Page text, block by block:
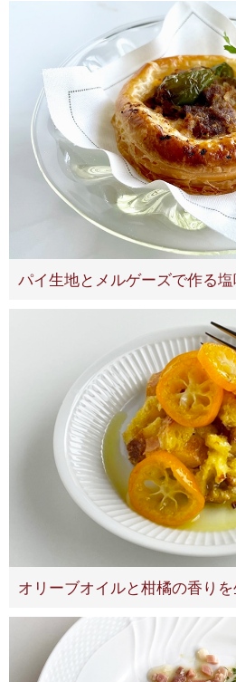
パイ生地とメルゲーズで作る
オリーブオイルと柑橘の香り